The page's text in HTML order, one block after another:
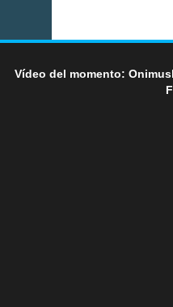
Vídeo del momento: